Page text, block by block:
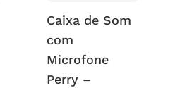
Caixa de Som
com
Microfone
Perry –